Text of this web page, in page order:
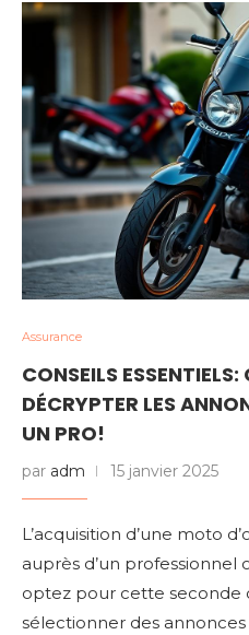
Assurance
CONSEILS
DÉCRYPTER LES
UN PRO!
par adm 15 janvier 2025
L’acquisition d’une moto
auprès d’un professionnel
optez pour cette seconde
sélectionner des